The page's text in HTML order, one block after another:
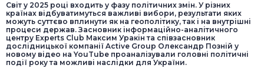
Світ у 2025 році входить у фазу політичних змін. У різних
країнах відбуватимуться важливі вибори, результати яких
можуть суттєво вплинути як на геополітику, так і на внутрішні
процеси держав. Засновник інформаційно-аналітичного
центру Experts Club Максим Уракін та співзасновник
дослідницької компанії Active Group Олександр Позній у
новому відео на YouTube проаналізували головні політичні
події року та можливі наслідки для України.